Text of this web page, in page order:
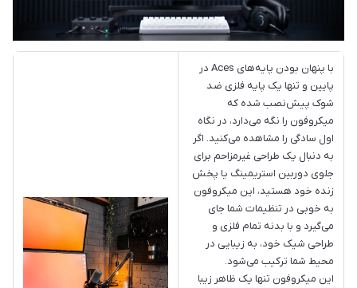
با پنهان بودن پایه‌های Aces در
پایین و تنها یک پایه فلزی ضد
شوک پیش‌نصب شده که
میکروفون را نگه می‌دارد، در نگاه
اول سادگی را مشاهده می‌کنید. اگر
به دنبال یک طراحی غیرمزاحم برای
جلوی دوربین استریمینگ یا پخش
زنده خود هستید، این میکروفون
به خوبی در تنظیمات شما جای
می‌گیرد و با بدنه تمام فلزی و
طراحی شیک خود، به زیبایی در
محیط شما ترکیب می‌شود.
این میکروفون تنها یک ظاهر زیبا